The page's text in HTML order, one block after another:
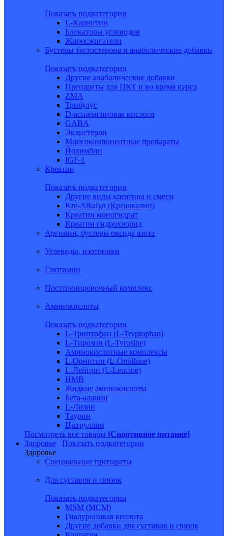
Показать подкатегории
L-Карнитин
Блокаторы углеводов
Жиросжигатели
Бустеры тестостерона и анаболические добавки
Показать подкатегории
Другие анаболические добавки
Препараты для ПКТ и во время курса
ZMA
Трибулус
D-аспарагиновая кислота
GABA
Экдистерон
Многокомпонентные препараты
Йохимбин
IGF-1
Креатин
Показать подкатегории
Другие виды креатина и смеси
Kre-Alkalyn (Креалкалин)
Креатин моногидрат
Креатин гидрохлорид
Аргинин, бустеры оксида азота
Углеводы, изотоники
Глютамин
Посттренировочный комплекс
Аминокислоты
Показать подкатегории
L-Триптофан (L-Tryptophan)
L-Тирозин (L-Tyrosine)
Аминокислотные комплексы
L-Орнитин (L-Ornithine)
L-Лейцин (L-Leucine)
HMB
Жидкие аминокислоты
Бета-аланин
L-Лизин
Таурин
Цитруллин
Посмотреть все товары [Спортивное питание]
Здоровье
Показать подкатегории
Здоровье
Специальные препараты
Для суставов и связок
Показать подкатегории
MSM (МСМ)
Гиалуроновая кислота
Другие добавки для суставов и связок